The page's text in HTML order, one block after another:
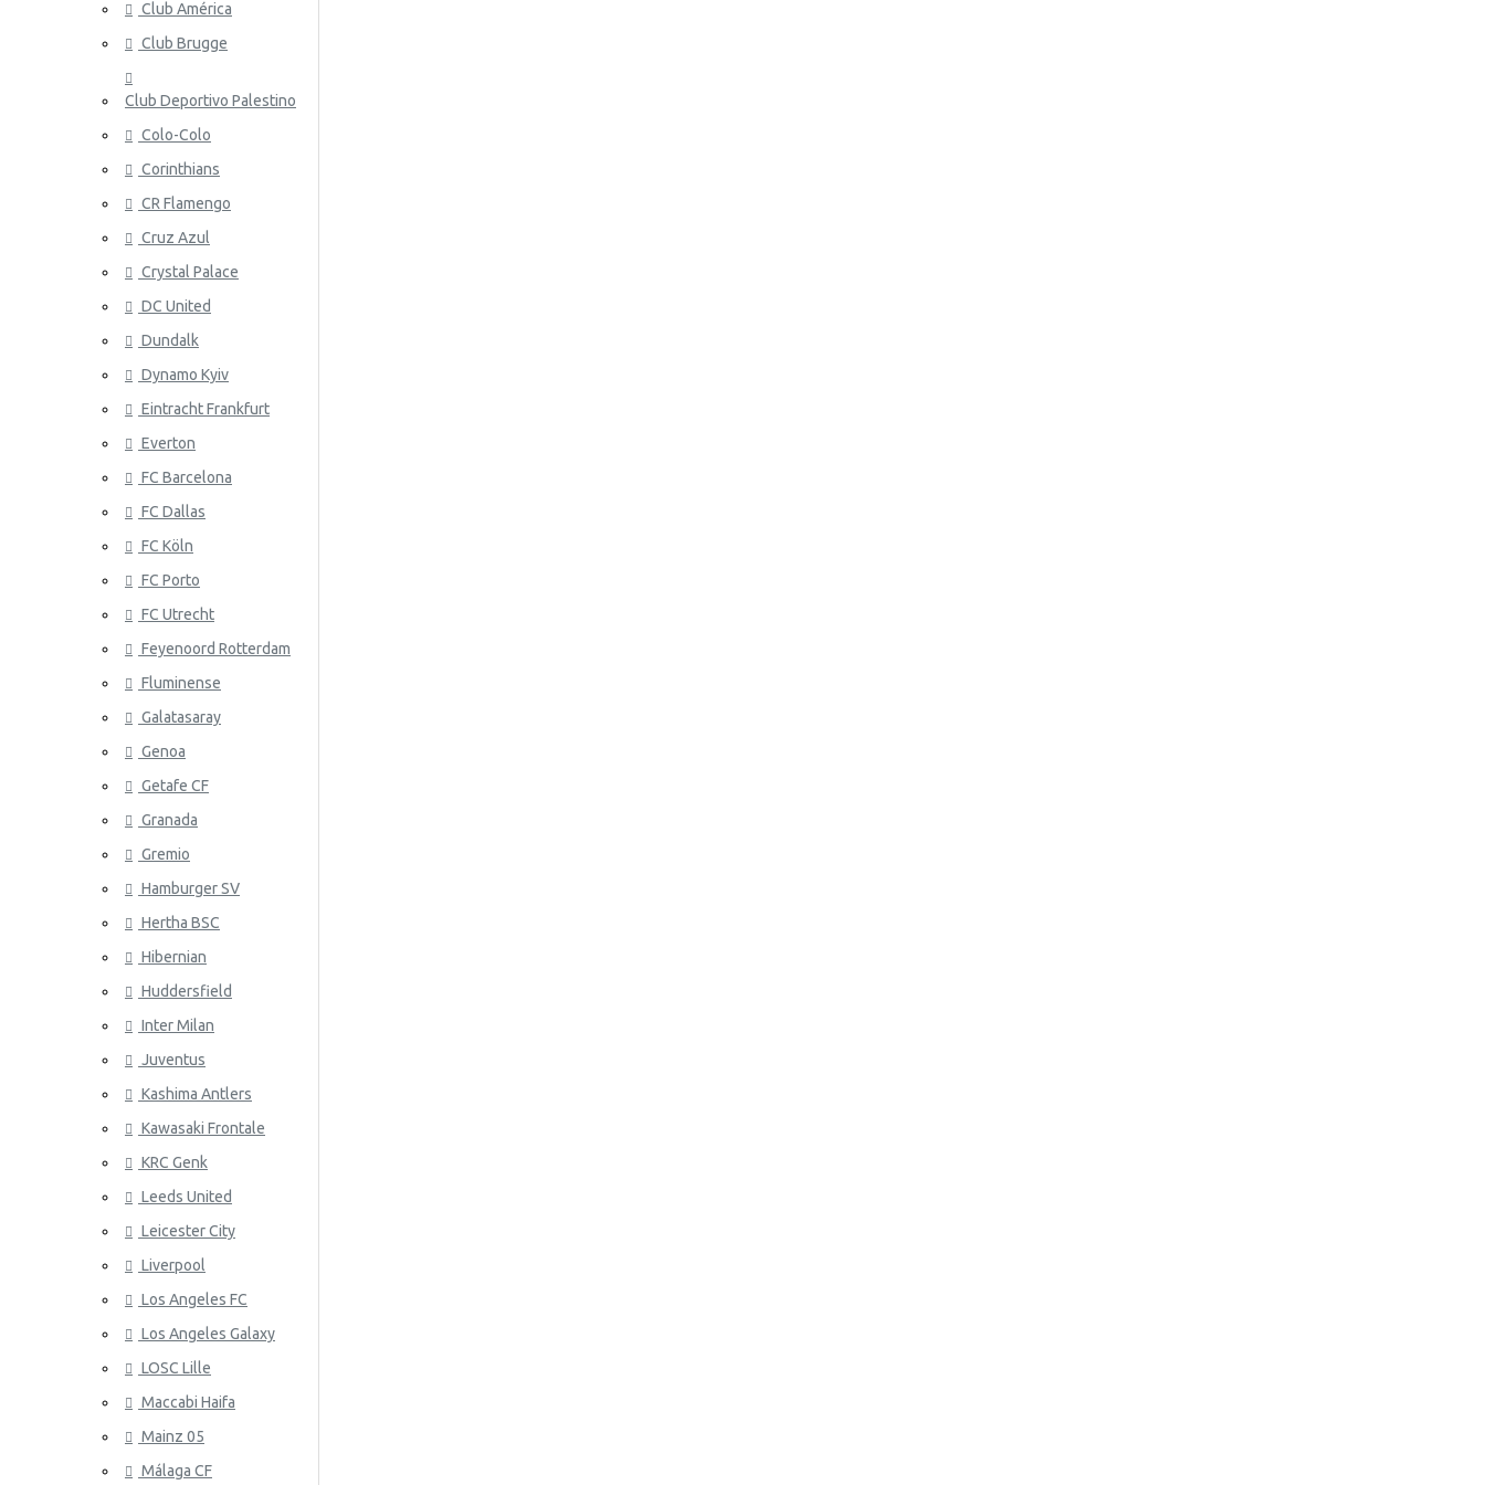
Noruega
Perú
Polonia
Portugal
Rumania
Rusia
Escocia
Senegal
Serbia
Corea Del Sur
España
Suecia
Eslovenia
Ucrania
Uruguay
Venezuela
Club América
Club Brugge
Club Deportivo Palestino
Colo-Colo
Corinthians
CR Flamengo
Cruz Azul
Crystal Palace
DC United
Dundalk
Dynamo Kyiv
Eintracht Frankfurt
Everton
FC Barcelona
FC Dallas
FC Köln
FC Porto
FC Utrecht
Feyenoord Rotterdam
Fluminense
Galatasaray
Genoa
Getafe CF
Granada
Gremio
Hamburger SV
Hertha BSC
Hibernian
Huddersfield
Inter Milan
Juventus
Kashima Antlers
Kawasaki Frontale
KRC Genk
Leeds United
Leicester City
Liverpool
Los Angeles FC
Los Angeles Galaxy
LOSC Lille
Maccabi Haifa
Mainz 05
Málaga CF